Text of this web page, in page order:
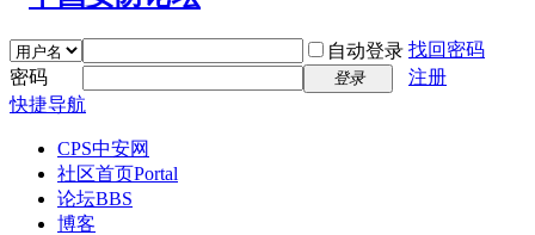
自动登录 找回密码
密码
登录
注册
快捷导航
CPS中安网
社区首页Portal
论坛BBS
博客